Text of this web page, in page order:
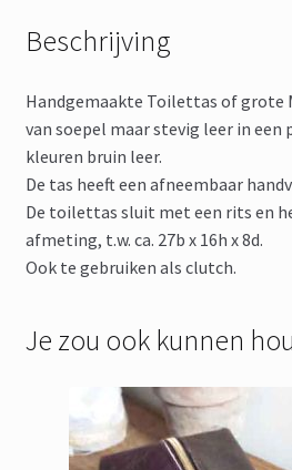
Beschrijving
Handgemaakte Toilettas of grote
van soepel maar stevig leer in een
kleuren bruin leer.
De tas heeft een afneembaar
De toilettas sluit met een rits en
afmeting, t.w. ca. 27b x 16h x 8d.
Ook te gebruiken als clutch.
Je zou ook kunnen